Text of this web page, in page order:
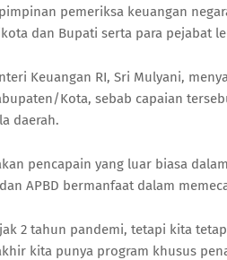
pemeriksa keuangan
dan Bupati serta para pejabat
Keuangan RI, Sri Mulyani,
Kota, sebab capaian
daerah.
pencapain yang luar biasa
APBD bermanfaat dalam
2 tahun pandemi, tetapi kita
kita punya program khusus